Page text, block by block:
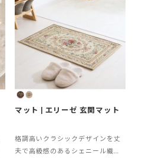
マット | エリーゼ 玄関マット
格調高いクラシックデザインを丈
夫で高級感のあるシェニール織で